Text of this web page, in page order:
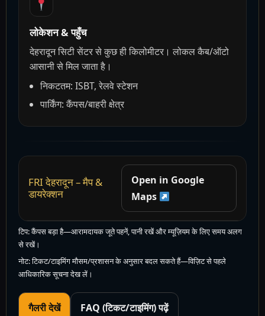
लोकेशन & पहुँच
देहरादून सिटी सेंटर से कुछ ही किलोमीटर। लोकल कैब/ऑटो
आसानी से मिल जाता है।
निकटतम: ISBT, रेलवे स्टेशन
पार्किंग: कैंपस/बाहरी क्षेत्र
FRI देहरादून – मैप &
डायरेक्शन
Open in Google
Maps
टिप: कैंपस बड़ा है—आरामदायक जूते पहनें, पानी रखें और म्यूज़ियम के लिए समय अलग
से रखें।
नोट: टिकट/टाइमिंग मौसम/प्रशासन के अनुसार बदल सकते हैं—विज़िट से पहले
आधिकारिक सूचना देख लें।
गैलरी देखें FAQ (टिकट/टाइमिंग) पढ़ें